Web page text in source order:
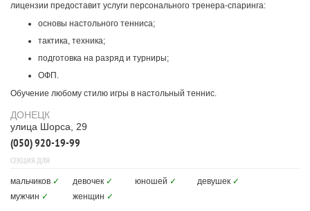
лицензии предоставит услуги персонального тренера-спаринга:
основы настольного тенниса;
тактика, техника;
подготовка на разряд и турниры;
ОФП.
Обучение любому стилю игры в настольный теннис.
ДОНЕЦК
улица Шорса, 29
(050) 920-19-99
СЕКЦИЯ ДЛЯ
мальчиков ✓ девочек ✓ юношей ✓ девушек ✓
мужчин ✓ женщин ✓